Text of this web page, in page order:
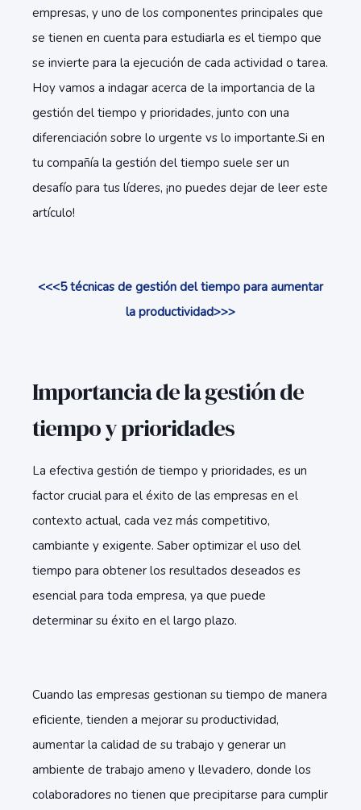
empresas, y uno de los componentes principales que
se tienen en cuenta para estudiarla es el tiempo que
se invierte para la ejecución de cada actividad o tarea.
Hoy vamos a indagar acerca de la importancia de la
gestión del tiempo y prioridades, junto con una
diferenciación sobre lo urgente vs lo importante.Si en
tu compañía la gestión del tiempo suele ser un
desafío para tus líderes, ¡no puedes dejar de leer este
artículo!
<<<5 técnicas de gestión del tiempo para aumentar
la productividad>>>
Importancia de la gestión de
tiempo y prioridades
La efectiva gestión de tiempo y prioridades, es un
factor crucial para el éxito de las empresas en el
contexto actual, cada vez más competitivo,
cambiante y exigente. Saber optimizar el uso del
tiempo para obtener los resultados deseados es
esencial para toda empresa, ya que puede
determinar su éxito en el largo plazo.
Cuando las empresas gestionan su tiempo de manera
eficiente, tienden a mejorar su productividad,
aumentar la calidad de su trabajo y generar un
ambiente de trabajo ameno y llevadero, donde los
colaboradores no tienen que precipitarse para cumplir